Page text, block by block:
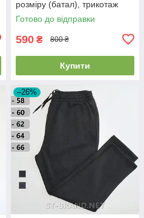
розміру (батал), трикотаж
тринитка - чорні
Готово до відправки
590 ₴ 800 ₴
Купити
–26%